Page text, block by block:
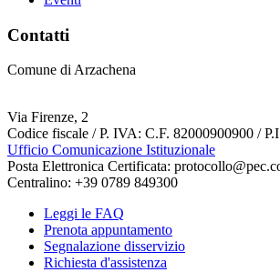
Contatti
Comune di Arzachena
Via Firenze, 2
Codice fiscale / P. IVA: C.F. 82000900900 /
Ufficio Comunicazione Istituzionale
Posta Elettronica Certificata:
Centralino: +39 0789 849300
Leggi le FAQ
Prenota appuntamento
Segnalazione disservizio
Richiesta d'assistenza